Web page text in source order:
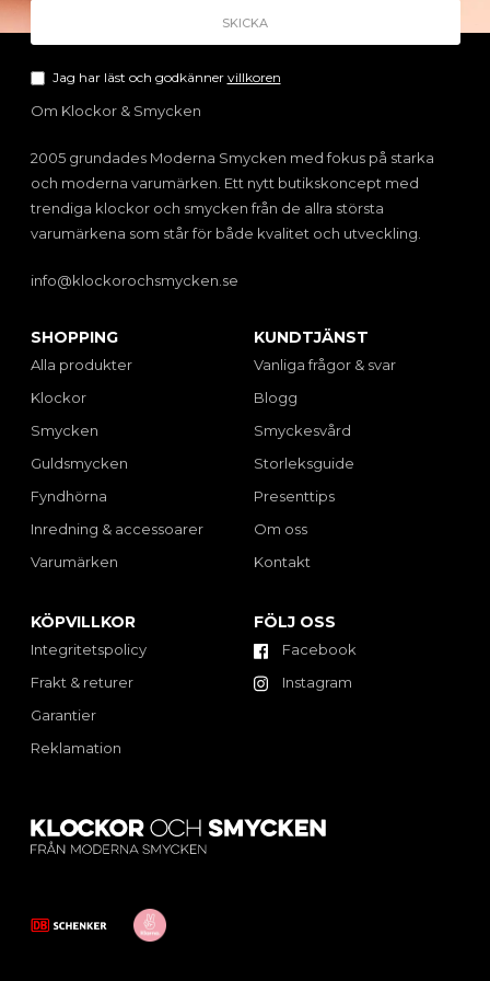
Jag har läst och godkänner villkoren
Om Klockor & Smycken
2005 grundades Moderna Smycken med fokus på starka
och moderna varumärken. Ett nytt butikskoncept med
trendiga klockor och smycken från de allra största
varumärkena som står för både kvalitet och utveckling.
info@klockorochsmycken.se
SHOPPING
Alla produkter
Klockor
Smycken
Guldsmycken
Fyndhörna
Inredning & accessoarer
Varumärken
KUNDTJÄNST
Vanliga frågor & svar
Blogg
Smyckesvård
Storleksguide
Presenttips
Om oss
Kontakt
KÖPVILLKOR
Integritetspolicy
Frakt & returer
Garantier
Reklamation
FÖLJ OSS
Facebook
Instagram